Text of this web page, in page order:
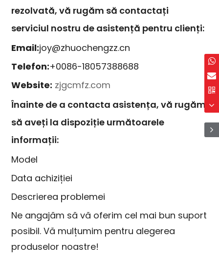
rezolvată, vă rugăm să contactați
serviciul nostru de asistență pentru clienți:
Email:joy@zhuochengzz.cn
Telefon:+0086-18057388688
Website: zjgcmfz.com
Înainte de a contacta asistența, vă rugăm
să aveți la dispoziție următoarele
informații:
Model
Data achiziției
Descrierea problemei
Ne angajăm să vă oferim cel mai bun suport
posibil. Vă mulțumim pentru alegerea
produselor noastre!